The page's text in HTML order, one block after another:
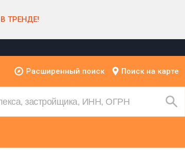
ТРЕНДЕ!
Расширенный поиск Поиск на карте